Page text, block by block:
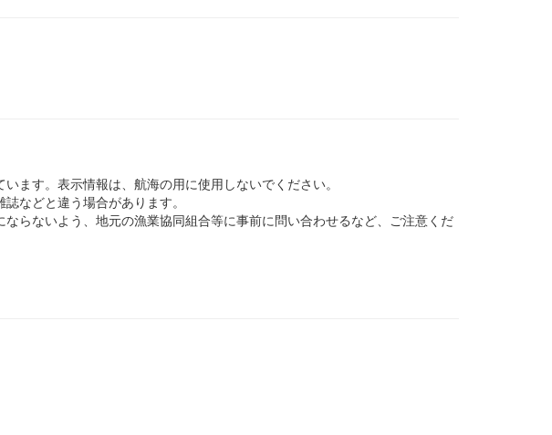
す。表示情報は、航海の用に使用しないでください。
などと違う場合があります。
らないよう、地元の漁業協同組合等に事前に問い合わせるなど、ご注意くだ